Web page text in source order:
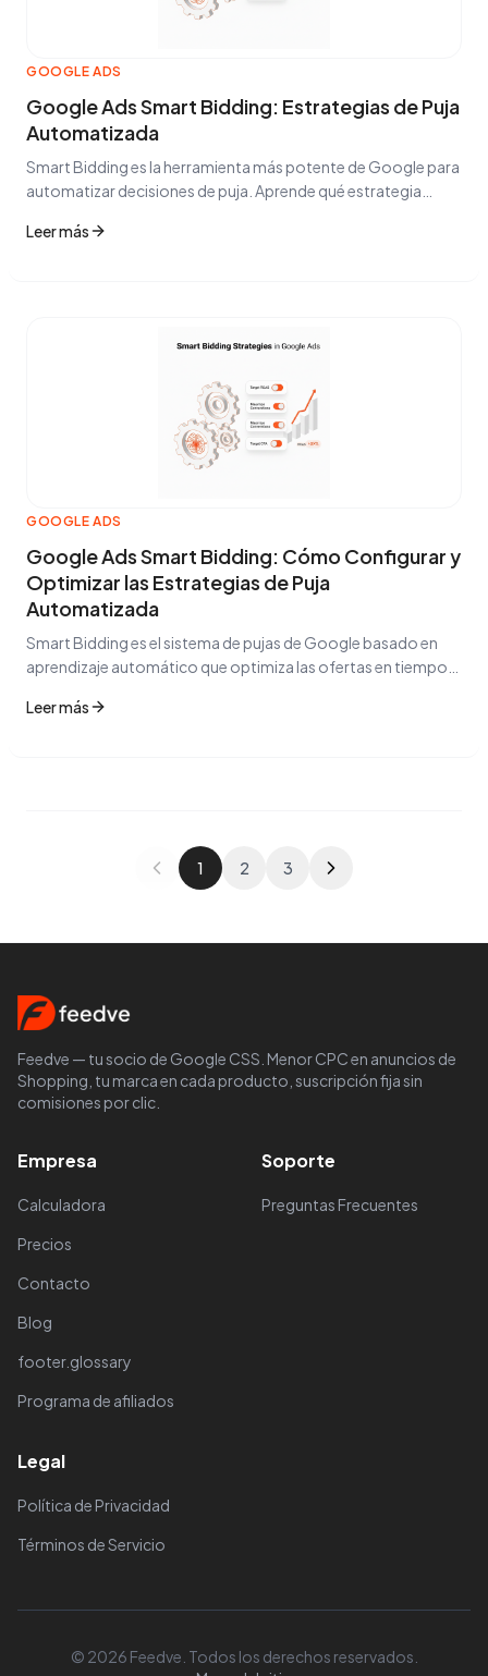
GOOGLE ADS
Google Ads Smart Bidding: Estrategias de Puja
Automatizada
Smart Bidding es la herramienta más potente de Google para
automatizar decisiones de puja. Aprende qué estrategia
Leer más
GOOGLE ADS
Google Ads Smart Bidding: Cómo Configurar y
Optimizar las Estrategias de Puja
Automatizada
Smart Bidding es el sistema de pujas de Google basado en
aprendizaje automático que optimiza las ofertas en tiempo
Leer más
1 2 3
Feedve — tu socio de Google CSS. Menor CPC en anuncios de
Shopping, tu marca en cada producto, suscripción fija sin
comisiones por clic.
Empresa
Calculadora
Precios
Contacto
Blog
footer.glossary
Programa de afiliados
Soporte
Preguntas Frecuentes
Legal
Política de Privacidad
Términos de Servicio
© 2026 Feedve. Todos los derechos reservados.